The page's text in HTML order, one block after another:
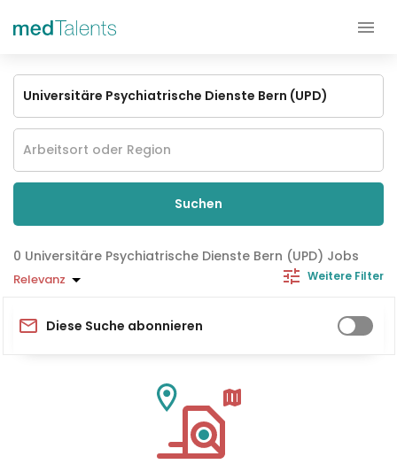
Suchen
Universitäre Psychiatrische Dienste Bern (UPD) Jobs
Relevanz Weitere Filter
Diese Suche abonnieren